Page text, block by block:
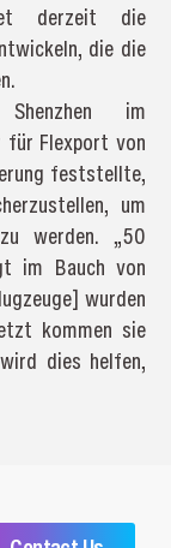
derzeit die
die die
im
für Flexport von
feststellte,
um
werden. „50
im Bauch von
wurden
kommen sie
dies helfen,